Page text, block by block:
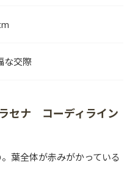
な交際
ラセナ コーディライン
葉全体が赤みがかっている